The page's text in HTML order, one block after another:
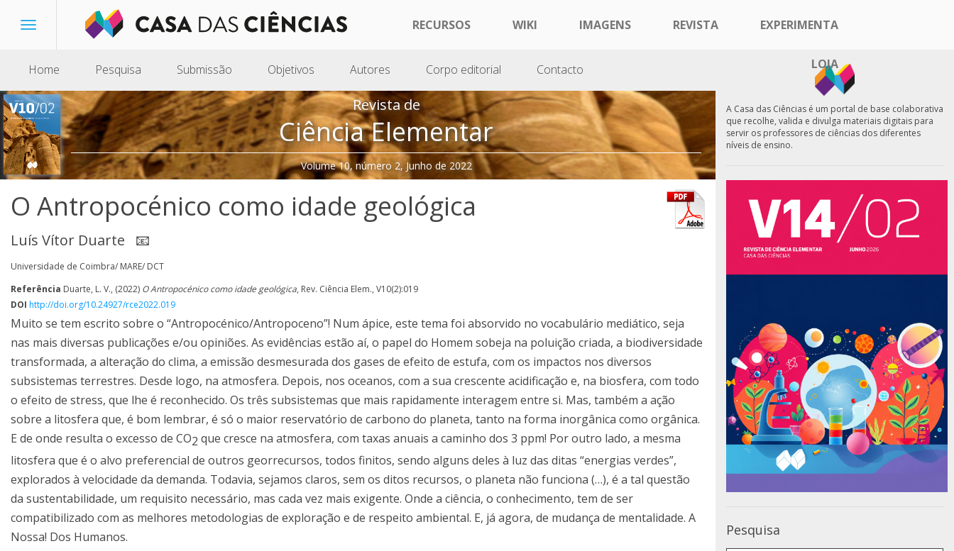
Toggle
RECURSOS WIKI IMAGENS REVISTA EXPERIMENTA
LOJA
Home Pesquisa Submissão Objetivos Autores Corpo editorial Contacto
Revista de
Ciência Elementar
Volume 10, número 2, Junho de 2022
O Antropocénico como idade geológica
Luís Vítor Duarte 📧
Universidade de Coimbra/ MARE/ DCT
Referência Duarte, L. V., (2022) O Antropocénico como idade geológica, Rev. Ciência Elem., V10(2):019
DOI http://doi.org/10.24927/rce2022.019
Muito se tem escrito sobre o “Antropocénico/Antropoceno”! Num ápice, este tema foi absorvido no vocabulário mediático, seja
nas mais diversas publicações e/ou opiniões. As evidências estão aí, o papel do Homem sobeja na poluição criada, a biodiversidade
transformada, a alteração do clima, a emissão desmesurada dos gases de efeito de estufa, com os impactos nos diversos
subsistemas terrestres. Desde logo, na atmosfera. Depois, nos oceanos, com a sua crescente acidificação e, na biosfera, com todo
o efeito de stress, que lhe é reconhecido. Os três subsistemas que mais rapidamente interagem entre si. Mas, também a ação
sobre a litosfera que, é bom lembrar, é só o maior reservatório de carbono do planeta, tanto na forma inorgânica como orgânica.
E de onde resulta o excesso de CO2 que cresce na atmosfera, com taxas anuais a caminho dos 3 ppm! Por outro lado, a mesma
litosfera que é o alvo preferencial de outros georrecursos, todos finitos, sendo alguns deles à luz das ditas “energias verdes”,
explorados à velocidade da demanda. Todavia, sejamos claros, sem os ditos recursos, o planeta não funciona (…), é a tal questão
da sustentabilidade, um requisito necessário, mas cada vez mais exigente. Onde a ciência, o conhecimento, tem de ser
compatibilizado com as melhores metodologias de exploração e de respeito ambiental. E, já agora, de mudança de mentalidade. A
Nossa! Dos Humanos.
A Casa das Ciências é um portal de base colaborativa
que recolhe, valida e divulga materiais digitais para
servir os professores de ciências dos diferentes
níveis de ensino.
Pesquisa